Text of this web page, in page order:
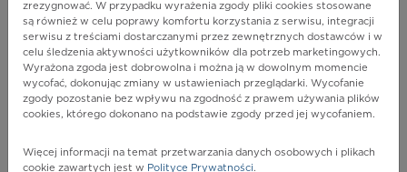
Q15.9 - Wrodzona wada rozwojowa oka, nieokreślona
Więcej na lekiicd10.pl
zrezygnować. W przypadku wyrażenia zgody pliki cookies stosowane
są również w celu poprawy komfortu korzystania z serwisu, integracji
serwisu z treściami dostarczanymi przez zewnętrznych dostawców i w
celu śledzenia aktywności użytkowników dla potrzeb marketingowych.
Wyrażona zgoda jest dobrowolna i można ją w dowolnym momencie
wycofać, dokonując zmiany w ustawieniach przeglądarki. Wycofanie
zgody pozostanie bez wpływu na zgodność z prawem używania plików
cookies, którego dokonano na podstawie zgody przed jej wycofaniem.
Więcej informacji na temat przetwarzania danych osobowych i plikach
cookie zawartych jest w Polityce Prywatności.